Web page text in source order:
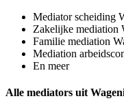
Mediator scheiding
Zakelijke mediation
Familie mediation
Mediation
En meer
Alle mediators uit